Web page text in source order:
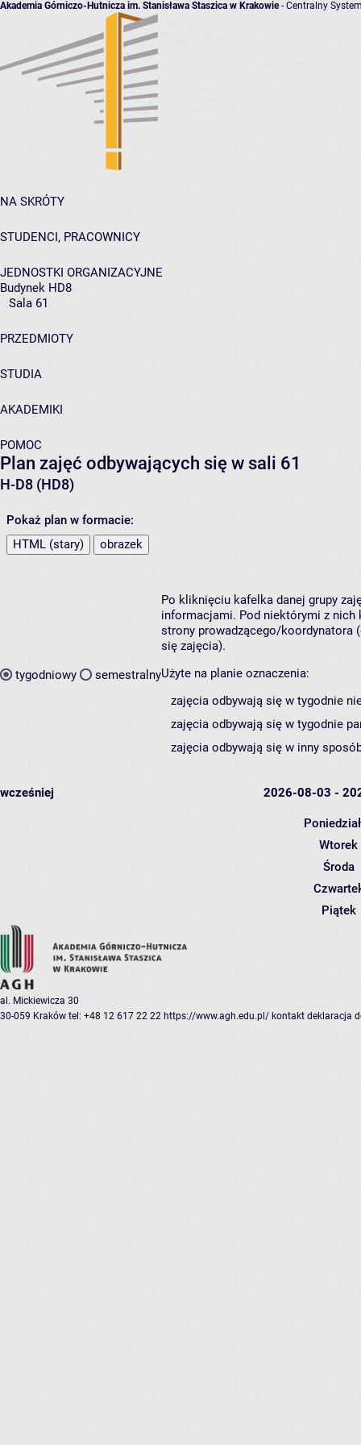
Akademia Górniczo-Hutnicza im. Stanisława Staszica w Krakowie- Centralny
NA SKRÓTY
STUDENCI, PRACOWNICY
JEDNOSTKI ORGANIZACYJNE
Budynek HD8
Sala 61
PRZEDMIOTY
STUDIA
AKADEMIKI
POMOC
Plan zajęć odbywających się w sali 61
H-D8 (HD8)
Pokaż plan w formacie:
HTML (stary)
obrazek
tygodniowy semestralny
Po kliknięciu kafelka danej grupy
informacjami. Pod niektórymi z nich
strony prowadzącego/koordynatora
się zajęcia).
Użyte na planie oznaczenia:
zajęcia odbywają się w tygodnie
zajęcia odbywają się w tygodnie
zajęcia odbywają się w inny
wcześniej 2026-08-03 -
Wtorek
Środa
Piątek
al. Mickiewicza 30
30-059 Kraków tel: +48 12 617 22 22 https://www.agh.edu.pl/ kontakt deklaracja